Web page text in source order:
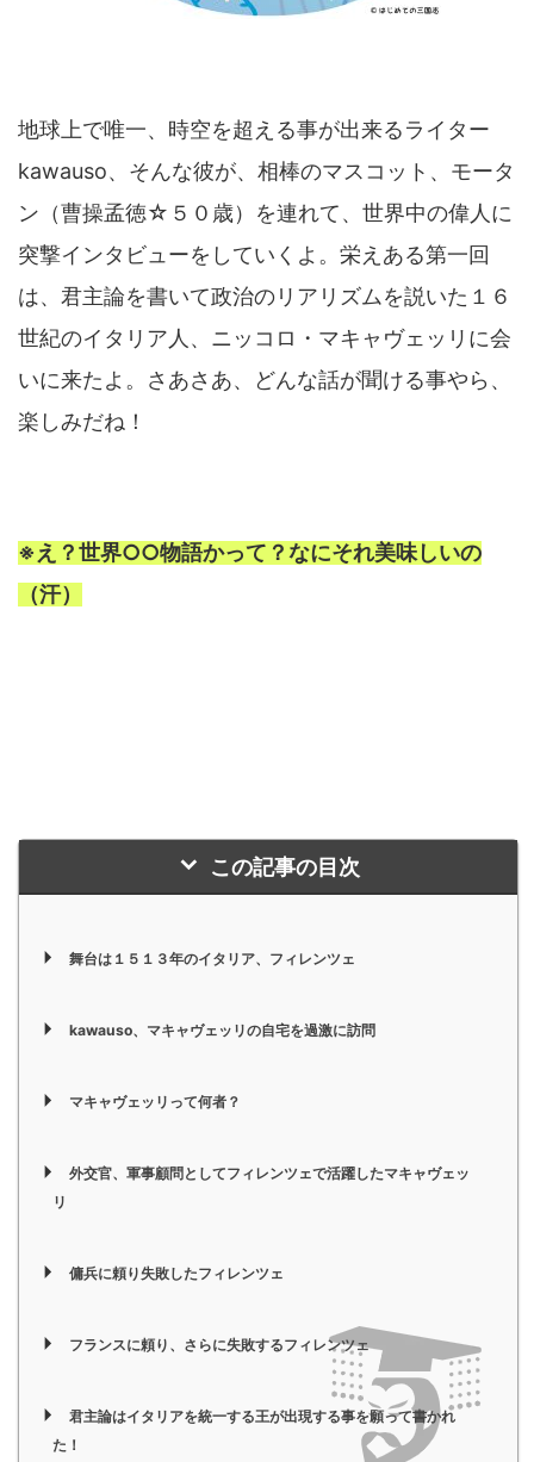
地球上で唯一、時空を超える事が出来るライター
kawauso、そんな彼が、相棒のマスコット、モータ
ン（曹操孟徳☆５０歳）を連れて、世界中の偉人に
突撃インタビューをしていくよ。栄えある第一回
は、君主論を書いて政治のリアリズムを説いた１６
世紀のイタリア人、ニッコロ・マキャヴェッリに会
いに来たよ。さあさあ、どんな話が聞ける事やら、
楽しみだね！
※え？世界○○物語かって？なにそれ美味しいの
（汗）
この記事の目次
舞台は１５１３年のイタリア、フィレンツェ
kawauso、マキャヴェッリの自宅を過激に訪問
マキャヴェッリって何者？
外交官、軍事顧問としてフィレンツェで活躍したマキャヴェッ
リ
傭兵に頼り失敗したフィレンツェ
フランスに頼り、さらに失敗するフィレンツェ
君主論はイタリアを統一する王が出現する事を願って書かれ
た！